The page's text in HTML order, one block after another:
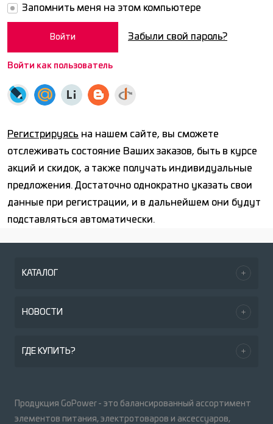
Запомнить меня на этом компьютере
Забыли свой пароль?
Войти как пользователь
Регистрируясь на нашем сайте, вы сможете
отслеживать состояние Ваших заказов, быть в курсе
акций и скидок, а также получать индивидуальные
предложения. Достаточно однократно указать свои
данные при регистрации, и в дальнейшем они будут
подставляться автоматически.
КАТАЛОГ
НОВОСТИ
ГДЕ КУПИТЬ?
Продукция GoPower - это балансированный ассортимент
элементов питания, электротоваров и аксессуаров,